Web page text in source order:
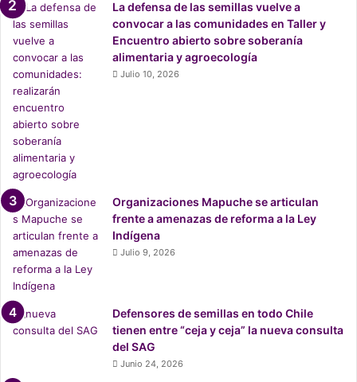
Escaños Reservados
Machi Francisca Linconao – Pueblo Mapuche
Natividad Llanquileo – Pueblo Mapuche
Eric Chinga – Pueblo Diaguita
Isabel Godoy – Pueblo Colla
Constituyentes Distritales
Dayyana González – Distrito 3
Daniel Bravo – Distrito 5
Lisette Vergara – Distrito 6
Tania Madriaga – Distrito 7
Marco Arellano – Distrito 8
Alejandra Pérez – Distrito 9
Manuel Woldarsky – Distrito 10
La defensa de las semillas vuelve a
convocar a las comunidades en Taller y
Encuentro abierto sobre soberanía
alimentaria y agroecología
Julio 10, 2026
Organizaciones Mapuche se articulan
frente a amenazas de reforma a la Ley
Indígena
Julio 9, 2026
Defensores de semillas en todo Chile
tienen entre “ceja y ceja” la nueva consulta
del SAG
Junio 24, 2026